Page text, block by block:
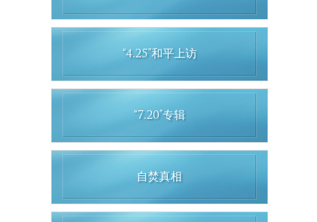
“4.25”和平上访
“7.20”专辑
自焚真相